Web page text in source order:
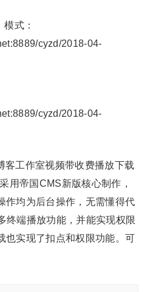
式：
cyzd/2018-04-
cyzd/2018-04-
客工作室视频带收费播放下载
用帝国CMS新版核心制作，
作均为后台操作，无需懂得代
终端播放功能，并能实现权限
也实现了扣点和权限功能。可